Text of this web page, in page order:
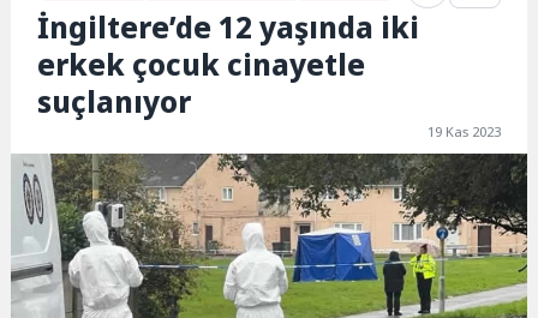
İngiltere’de 12 yaşında iki
erkek çocuk cinayetle
suçlanıyor
19 Kas 2023